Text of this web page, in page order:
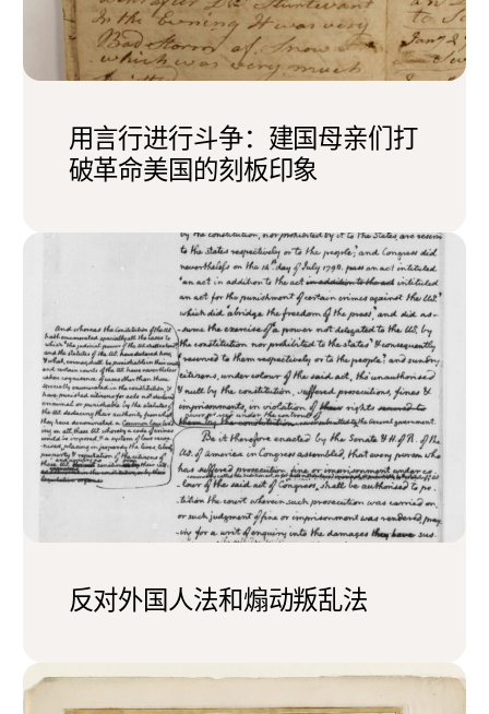
用言行进行斗争：建国母亲们打
破革命美国的刻板印象
反对外国人法和煽动叛乱法